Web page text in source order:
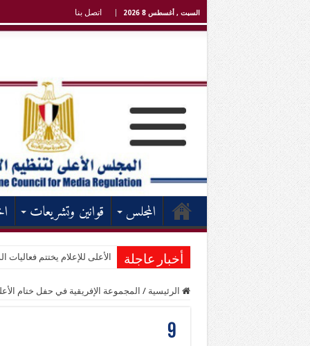
السبت , أغسطس 8 2026 اتصل بنا
المجلس قوانين وتشريعات
أخبار عاجلة الأعلى للإعلام يختتم فعاليات
الرئيسية / المجموعة الإفريقية في حفل ختام
9